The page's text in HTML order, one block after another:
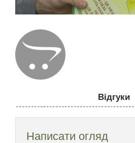
Відгуки
Написати огляд